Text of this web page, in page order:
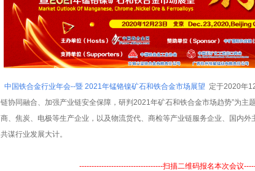
中国铁合金行业年会--暨 2021年锰铬镍矿石和铁合金市场展望 定于2020年
链协同融合、加强产业链安全保障，研判2021年矿石和铁合金市场趋势”为主
商、焦炭、电极等生产企业，以及物流货代、商检等产业链服务企业、国内外
共谋行业发展大计。
----------------------------------扫描二维码报名本次会议